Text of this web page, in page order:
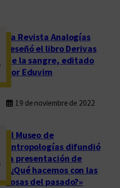
La Revista Analogías
reseñó el libro Derivas
de la sangre, editado
por Eduvim
19 de noviembre de 2022
El Museo de
Antropologías difundió
la presentación de
«¿Qué hacemos con las
cosas del pasado?»